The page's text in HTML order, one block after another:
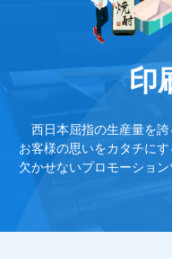
印
西日本屈指の生産量を誇
お客様の思いをカタチに
欠かせないプロモーショ